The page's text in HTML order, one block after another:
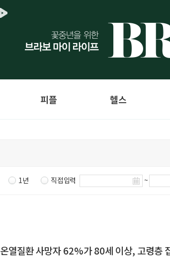
피플 헬스
1년 직접입력 ~
온열질환 사망자 62%가 80세 이상, 고령층